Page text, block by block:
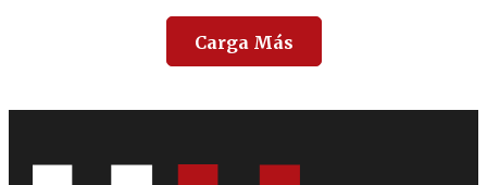
Carga Más